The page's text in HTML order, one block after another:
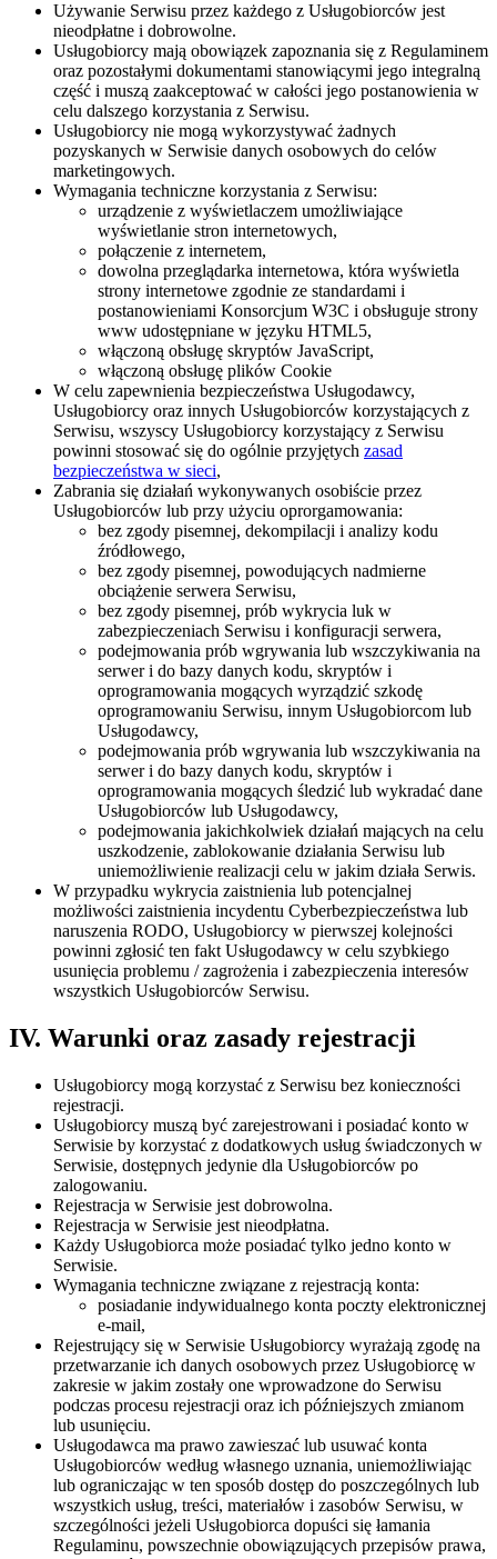
Używanie Serwisu przez każdego z Usługobiorców jest
nieodpłatne i dobrowolne.
Usługobiorcy mają obowiązek zapoznania się z Regulaminem
oraz pozostałymi dokumentami stanowiącymi jego integralną
część i muszą zaakceptować w całości jego postanowienia w
celu dalszego korzystania z Serwisu.
Usługobiorcy nie mogą wykorzystywać żadnych
pozyskanych w Serwisie danych osobowych do celów
marketingowych.
Wymagania techniczne korzystania z Serwisu:
urządzenie z wyświetlaczem umożliwiające
wyświetlanie stron internetowych,
połączenie z internetem,
dowolna przeglądarka internetowa, która wyświetla
strony internetowe zgodnie ze standardami i
postanowieniami Konsorcjum W3C i obsługuje strony
www udostępniane w języku HTML5,
włączoną obsługę skryptów JavaScript,
włączoną obsługę plików Cookie
W celu zapewnienia bezpieczeństwa Usługodawcy,
Usługobiorcy oraz innych Usługobiorców korzystających z
Serwisu, wszyscy Usługobiorcy korzystający z Serwisu
powinni stosować się do ogólnie przyjętych zasad
bezpieczeństwa w sieci,
Zabrania się działań wykonywanych osobiście przez
Usługobiorców lub przy użyciu oprorgamowania:
bez zgody pisemnej, dekompilacji i analizy kodu
źródłowego,
bez zgody pisemnej, powodujących nadmierne
obciążenie serwera Serwisu,
bez zgody pisemnej, prób wykrycia luk w
zabezpieczeniach Serwisu i konfiguracji serwera,
podejmowania prób wgrywania lub wszczykiwania na
serwer i do bazy danych kodu, skryptów i
oprogramowania mogących wyrządzić szkodę
oprogramowaniu Serwisu, innym Usługobiorcom lub
Usługodawcy,
podejmowania prób wgrywania lub wszczykiwania na
serwer i do bazy danych kodu, skryptów i
oprogramowania mogących śledzić lub wykradać dane
Usługobiorców lub Usługodawcy,
podejmowania jakichkolwiek działań mających na celu
uszkodzenie, zablokowanie działania Serwisu lub
uniemożliwienie realizacji celu w jakim działa Serwis.
W przypadku wykrycia zaistnienia lub potencjalnej
możliwości zaistnienia incydentu Cyberbezpieczeństwa lub
naruszenia RODO, Usługobiorcy w pierwszej kolejności
powinni zgłosić ten fakt Usługodawcy w celu szybkiego
usunięcia problemu / zagrożenia i zabezpieczenia interesów
wszystkich Usługobiorców Serwisu.
IV. Warunki oraz zasady rejestracji
Usługobiorcy mogą korzystać z Serwisu bez konieczności
rejestracji.
Usługobiorcy muszą być zarejestrowani i posiadać konto w
Serwisie by korzystać z dodatkowych usług świadczonych w
Serwisie, dostępnych jedynie dla Usługobiorców po
zalogowaniu.
Rejestracja w Serwisie jest dobrowolna.
Rejestracja w Serwisie jest nieodpłatna.
Każdy Usługobiorca może posiadać tylko jedno konto w
Serwisie.
Wymagania techniczne związane z rejestracją konta:
posiadanie indywidualnego konta poczty elektronicznej
e-mail,
Rejestrujący się w Serwisie Usługobiorcy wyrażają zgodę na
przetwarzanie ich danych osobowych przez Usługobiorcę w
zakresie w jakim zostały one wprowadzone do Serwisu
podczas procesu rejestracji oraz ich późniejszych zmianom
lub usunięciu.
Usługodawca ma prawo zawieszać lub usuwać konta
Usługobiorców według własnego uznania, uniemożliwiając
lub ograniczając w ten sposób dostęp do poszczególnych lub
wszystkich usług, treści, materiałów i zasobów Serwisu, w
szczególności jeżeli Usługobiorca dopuści się łamania
Regulaminu, powszechnie obowiązujących przepisów prawa,